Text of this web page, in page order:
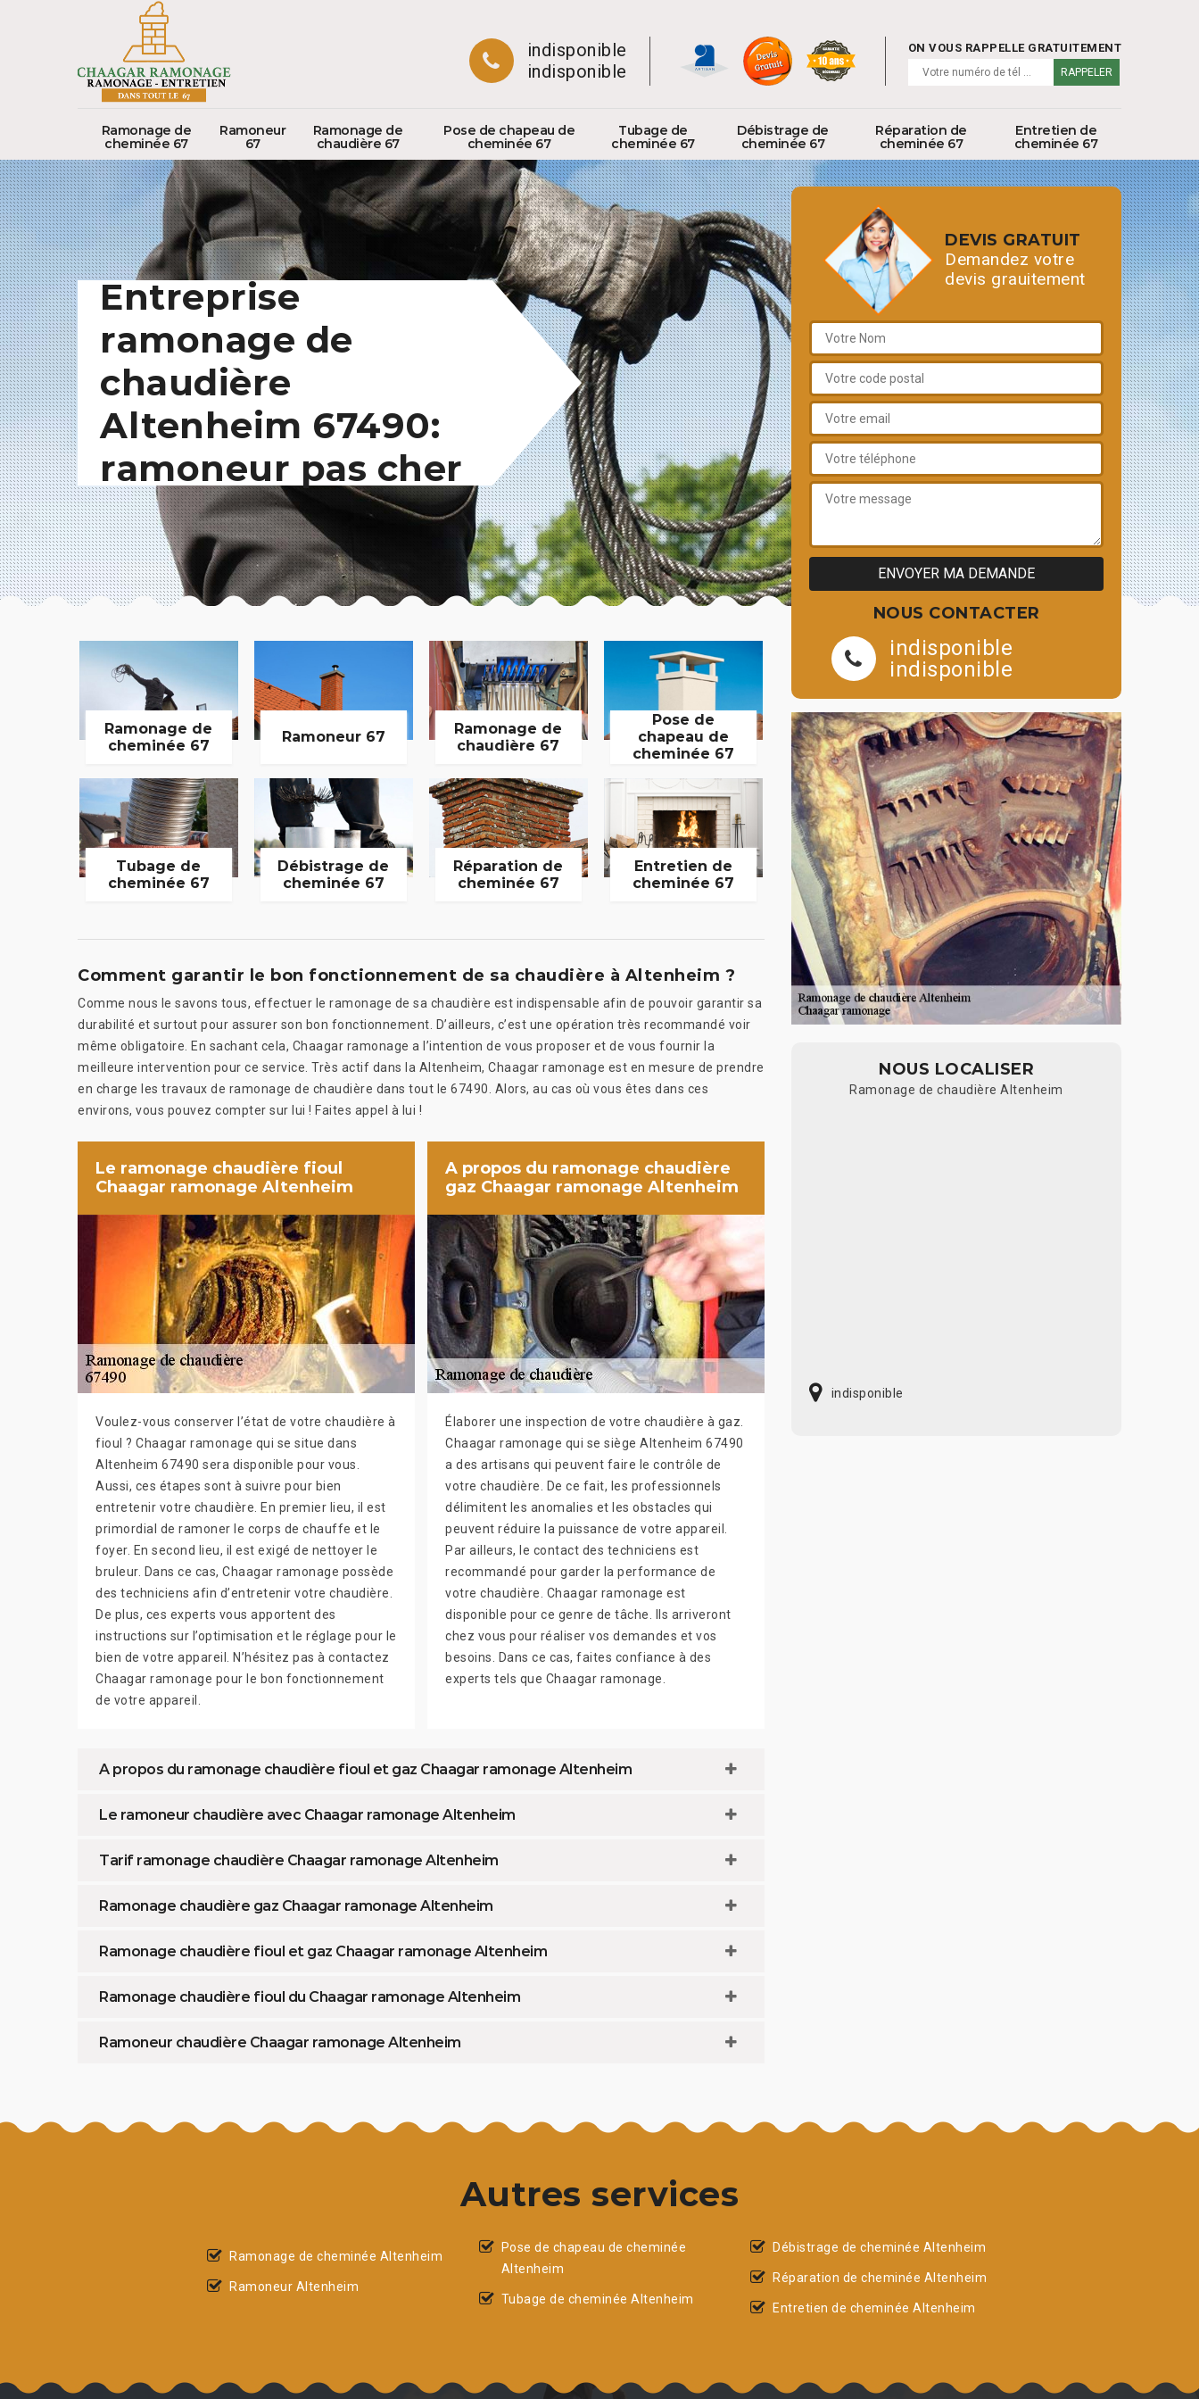
indisponible
indisponible
ON VOUS RAPPELLE GRATUITEMENT
Ramonage de
cheminée 67
Ramoneur
67
Ramonage de
chaudière 67
Pose de chapeau de
cheminée 67
Tubage de
cheminée 67
Débistrage de
cheminée 67
Réparation de
cheminée 67
Entretien de
cheminée 67
Entreprise
ramonage de
chaudière
Altenheim 67490:
ramoneur pas cher
Ramonage de
cheminée 67
Ramoneur 67
Ramonage de
chaudière 67
Pose de
chapeau de
cheminée 67
Tubage de
cheminée 67
Débistrage de
cheminée 67
Réparation de
cheminée 67
Entretien de
cheminée 67
Comment garantir le bon fonctionnement de sa chaudière à Altenheim ?
Comme nous le savons tous, effectuer le ramonage de sa chaudière est indispensable afin de pouvoir garantir sa
durabilité et surtout pour assurer son bon fonctionnement. D’ailleurs, c’est une opération très recommandé voir
même obligatoire. En sachant cela, Chaagar ramonage a l’intention de vous proposer et de vous fournir la
meilleure intervention pour ce service. Très actif dans la Altenheim, Chaagar ramonage est en mesure de prendre
en charge les travaux de ramonage de chaudière dans tout le 67490. Alors, au cas où vous êtes dans ces
environs, vous pouvez compter sur lui ! Faites appel à lui !
Le ramonage chaudière fioul
Chaagar ramonage Altenheim
Voulez-vous conserver l’état de votre chaudière à
fioul ? Chaagar ramonage qui se situe dans
Altenheim 67490 sera disponible pour vous.
Aussi, ces étapes sont à suivre pour bien
entretenir votre chaudière. En premier lieu, il est
primordial de ramoner le corps de chauffe et le
foyer. En second lieu, il est exigé de nettoyer le
bruleur. Dans ce cas, Chaagar ramonage possède
des techniciens afin d’entretenir votre chaudière.
De plus, ces experts vous apportent des
instructions sur l’optimisation et le réglage pour le
bien de votre appareil. N’hésitez pas à contactez
Chaagar ramonage pour le bon fonctionnement
de votre appareil.
A propos du ramonage chaudière
gaz Chaagar ramonage Altenheim
Élaborer une inspection de votre chaudière à gaz.
Chaagar ramonage qui se siège Altenheim 67490
a des artisans qui peuvent faire le contrôle de
votre chaudière. De ce fait, les professionnels
délimitent les anomalies et les obstacles qui
peuvent réduire la puissance de votre appareil.
Par ailleurs, le contact des techniciens est
recommandé pour garder la performance de
votre chaudière. Chaagar ramonage est
disponible pour ce genre de tâche. Ils arriveront
chez vous pour réaliser vos demandes et vos
besoins. Dans ce cas, faites confiance à des
experts tels que Chaagar ramonage.
A propos du ramonage chaudière fioul et gaz Chaagar ramonage Altenheim
Le ramoneur chaudière avec Chaagar ramonage Altenheim
Tarif ramonage chaudière Chaagar ramonage Altenheim
Ramonage chaudière gaz Chaagar ramonage Altenheim
Ramonage chaudière fioul et gaz Chaagar ramonage Altenheim
Ramonage chaudière fioul du Chaagar ramonage Altenheim
Ramoneur chaudière Chaagar ramonage Altenheim
DEVIS GRATUIT
Demandez votre
devis grauitement
NOUS CONTACTER
indisponible
indisponible
NOUS LOCALISER
Ramonage de chaudière Altenheim
indisponible
Autres services
Ramonage de cheminée Altenheim
Ramoneur Altenheim
Pose de chapeau de cheminée
Altenheim
Tubage de cheminée Altenheim
Débistrage de cheminée Altenheim
Réparation de cheminée Altenheim
Entretien de cheminée Altenheim